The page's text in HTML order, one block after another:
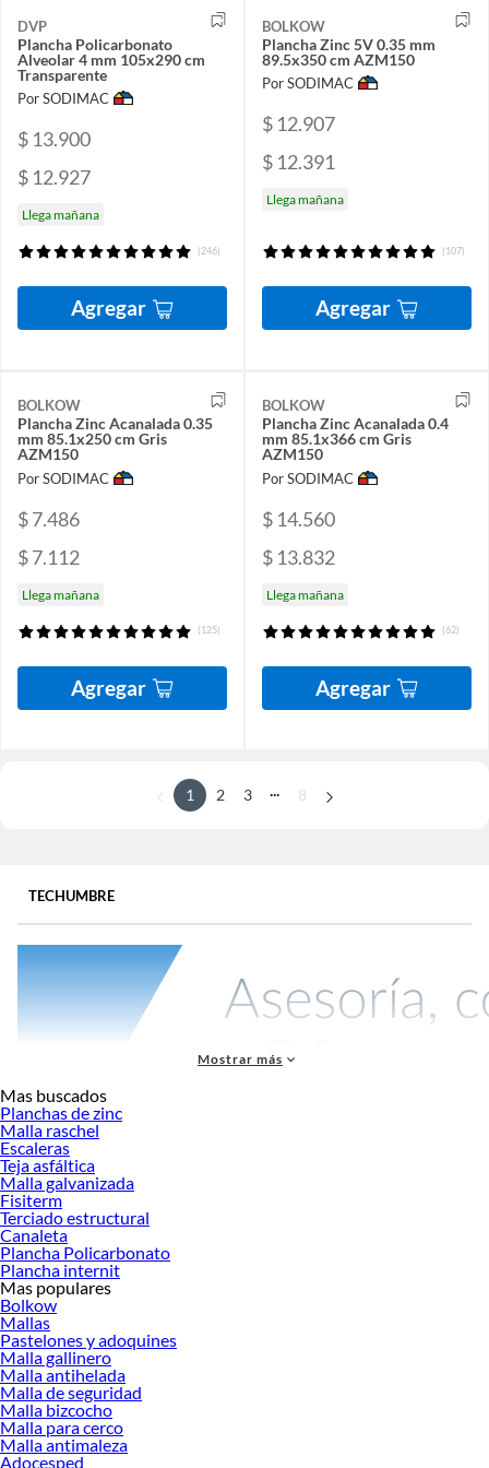
DVP
Plancha Policarbonato
Alveolar 4 mm 105x290 cm
Transparente
Por SODIMAC
$ 13.900
$ 12.927
Llega mañana
(246)
Agregar
BOLKOW
Plancha Zinc 5V 0.35 mm
89.5x350 cm AZM150
Por SODIMAC
$ 12.907
$ 12.391
Llega mañana
(107)
Agregar
BOLKOW
Plancha Zinc Acanalada 0.35
mm 85.1x250 cm Gris
AZM150
Por SODIMAC
$ 7.486
$ 7.112
Llega mañana
(125)
Agregar
BOLKOW
Plancha Zinc Acanalada 0.4
mm 85.1x366 cm Gris
AZM150
Por SODIMAC
$ 14.560
$ 13.832
Llega mañana
(62)
Agregar
1 2 3 ... 8
TECHUMBRE
Latechumbre
protección de cualquier edificación. Su función principal es resguardar los
espacios interiores frente a las condiciones climáticas, como lluvia, viento,
granizo o radiación solar. Para lograr una cobertura eficaz, duradera y estética,
es fundamental elegir los materiales adecuados según el tipo de proyecto. En
Sodimac, encontrarás una completa variedad de soluciones para
desde planchas metálicas hasta membranas asfálticas, pensadas para todo tipo
de obras residenciales, comerciales o industriales.
Techumbre:
Uno de los productos más comunes en
ampliamente utilizadas por su resistencia, bajo costo y facilidad de instalación.
Son ideales para cobertizos, bodegas, garajes y viviendas, ya que ofrecen una
buena protección contra la intemperie. Otra alternativa funcional y estética son
las planchas de policarbonato, que permiten el paso de la luz natural sin
Mostrar más
Mas buscados
Planchas de zinc
Malla raschel
Escaleras
Teja asfáltica
Malla galvanizada
Fisiterm
Terciado estructural
Canaleta
Plancha Policarbonato
Plancha internit
Mas populares
Bolkow
Mallas
Pastelones y adoquines
Malla gallinero
Malla antihelada
Malla de seguridad
Malla bizcocho
Malla para cerco
Malla antimaleza
Adocesped